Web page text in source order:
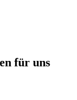
für uns